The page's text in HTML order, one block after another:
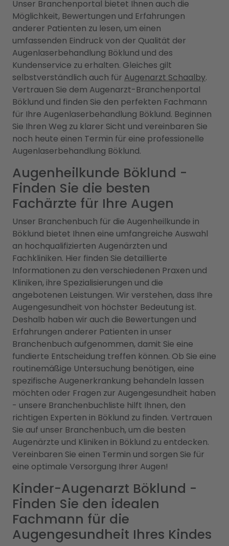
Unser Branchenportal bietet Ihnen auch die
Möglichkeit, Bewertungen und Erfahrungen
anderer Patienten zu lesen, um einen
umfassenden Eindruck von der Qualität der
Augenlaserbehandlung Böklund und des
Kundenservice zu erhalten. Gleiches gilt
selbstverständlich auch für Augenarzt Schaalby.
Vertrauen Sie dem Augenarzt-Branchenportal
Böklund und finden Sie den perfekten Fachmann
für Ihre Augenlaserbehandlung Böklund. Beginnen
Sie Ihren Weg zu klarer Sicht und vereinbaren Sie
noch heute einen Termin für eine professionelle
Augenlaserbehandlung Böklund.
Augenheilkunde Böklund -
Finden Sie die besten
Fachärzte für Ihre Augen
Unser Branchenbuch für die Augenheilkunde in
Böklund bietet Ihnen eine umfangreiche Auswahl
an hochqualifizierten Augenärzten und
Fachkliniken. Hier finden Sie detaillierte
Informationen zu den verschiedenen Praxen und
Kliniken, ihre Spezialisierungen und die
angebotenen Leistungen. Wir verstehen, dass Ihre
Augengesundheit von höchster Bedeutung ist.
Deshalb haben wir auch die Bewertungen und
Erfahrungen anderer Patienten in unser
Branchenbuch aufgenommen, damit Sie eine
fundierte Entscheidung treffen können. Ob Sie eine
routinemäßige Untersuchung benötigen, eine
spezifische Augenerkrankung behandeln lassen
möchten oder Fragen zur Augengesundheit haben
- unsere Branchenbuchliste hilft Ihnen, den
richtigen Experten in Böklund zu finden. Vertrauen
Sie auf unser Branchenbuch, um die besten
Augenärzte und Kliniken in Böklund zu entdecken.
Vereinbaren Sie einen Termin und sorgen Sie für
eine optimale Versorgung Ihrer Augen!
Kinder-Augenarzt Böklund -
Finden Sie den idealen
Fachmann für die
Augengesundheit Ihres Kindes